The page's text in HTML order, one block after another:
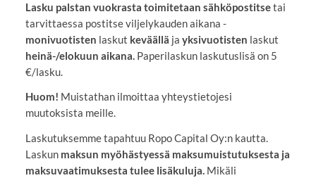
Lasku palstan vuokrasta toimitetaan sähköpostitsetai
tarvittaessa postitse viljelykauden aikana -
monivuotisten laskut keväällä ja yksivuotisten laskut
heinä-/elokuun aikana. Paperilaskun laskutuslisä on 5
€/lasku.
Huom! Muistathan ilmoittaa yhteystietojesi
muutoksista meille.
Laskutuksemme tapahtuu Ropo Capital Oy:n kautta.
Laskun maksun myöhästyessä maksumuistutuksesta ja
maksuvaatimuksesta tulee lisäkuluja.Mikäli